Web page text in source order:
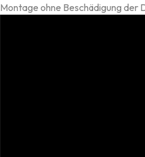
Montage ohne Beschädigung der